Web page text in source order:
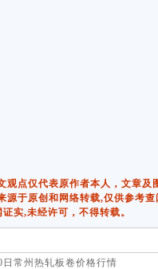
观点仅代表原作者本人，文章
源于原创和网络转载,仅供参考
实,未经许可，不得转载。
日常州热轧板卷价格行情